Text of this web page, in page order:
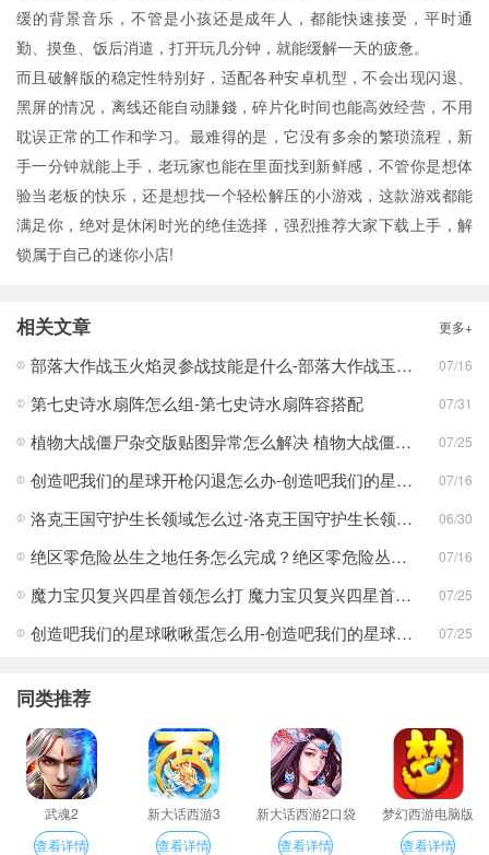
缓的背景音乐，不管是小孩还是成年人，都能快速接受，平时通
勤、摸鱼、饭后消遣，打开玩几分钟，就能缓解一天的疲惫。
而且破解版的稳定性特别好，适配各种安卓机型，不会出现闪退、
黑屏的情况，离线还能自动賺錢，碎片化时间也能高效经营，不用
耽误正常的工作和学习。最难得的是，它没有多余的繁琐流程，新
手一分钟就能上手，老玩家也能在里面找到新鲜感，不管你是想体
验当老板的快乐，还是想找一个轻松解压的小游戏，这款游戏都能
满足你，绝对是休闲时光的绝佳选择，强烈推荐大家下载上手，解
锁属于自己的迷你小店!
相关文章 更多+
部落大作战玉火焰灵参战技能是什么-部落大作战玉火焰灵参战技能合集 07/16
第七史诗水扇阵怎么组-第七史诗水扇阵容搭配 07/31
植物大战僵尸杂交版贴图异常怎么解决 植物大战僵尸杂交版贴图异常教程 07/25
创造吧我们的星球开枪闪退怎么办-创造吧我们的星球开枪闪退合集 07/16
洛克王国守护生长领域怎么过-洛克王国守护生长领域通关攻略 06/30
绝区零危险丛生之地任务怎么完成？绝区零危险丛生之地任务完成攻略 07/16
魔力宝贝复兴四星首领怎么打 魔力宝贝复兴四星首领打法合集 07/25
创造吧我们的星球啾啾蛋怎么用-创造吧我们的星球啾啾蛋使用攻略 07/25
同类推荐
武魂2
查看详情
新大话西游3
查看详情
新大话西游2口袋
版
查看详情
梦幻西游电脑版
查看详情